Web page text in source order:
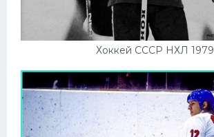
Хоккей СССР НХЛ 1979